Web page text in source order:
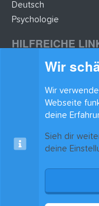
Deutsch
Psychologie
HILFREICHE
Lernzettel hochladen
BLEIB AUF
Nutzungsbedingungen
Wir
Wir
Webseite
deine
Sieh dir
deine